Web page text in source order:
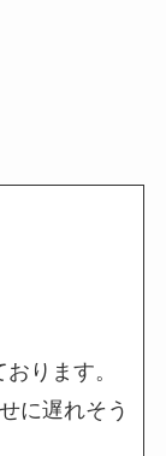
ります。
に遅れそう